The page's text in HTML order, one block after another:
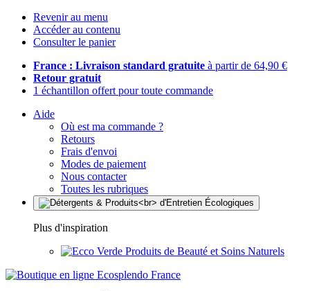
Revenir au menu
Accéder au contenu
Consulter le panier
France : Livraison standard gratuite à partir de 64,90 €
Retour gratuit
1 échantillon offert pour toute commande
Aide
Où est ma commande ?
Retours
Frais d'envoi
Modes de paiement
Nous contacter
Toutes les rubriques
Plus d'inspiration
Produits de Beauté et Soins Naturels